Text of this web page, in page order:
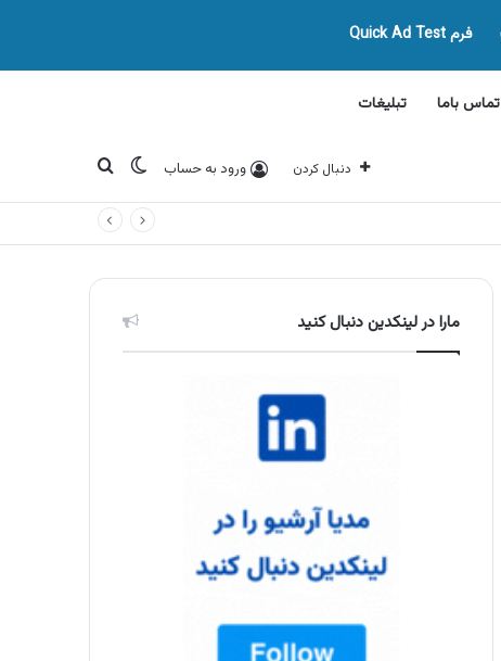
فرم Quick Ad Test
تماس باما تبلیغات
دنبال کردن ورود به حساب تغییر پوسته
جستجو برای
مارا در لینکدین دنبال کنید